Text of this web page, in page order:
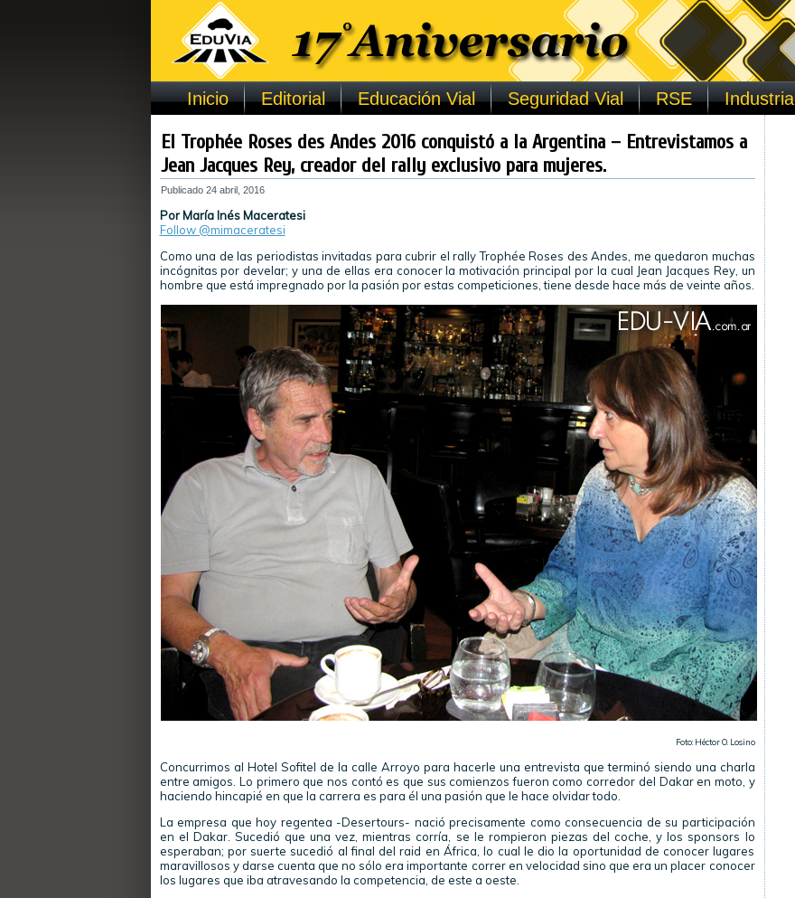
Inicio Editorial Educación Vial Seguridad Vial RSE Industria
El Trophée Roses des Andes 2016 conquistó a la Argentina – Entrevistamos a
Jean Jacques Rey, creador del rally exclusivo para mujeres.
Publicado 24 abril, 2016
Por María Inés Maceratesi
Follow @mimaceratesi
Como una de las periodistas invitadas para cubrir el rally Trophée Roses des Andes, me quedaron muchas
incógnitas por develar; y una de ellas era conocer la motivación principal por la cual Jean Jacques Rey, un
hombre que está impregnado por la pasión por estas competiciones, tiene desde hace más de veinte años.
Foto: Héctor O. Losino
Concurrimos al Hotel Sofitel de la calle Arroyo para hacerle una entrevista que terminó siendo una charla
entre amigos. Lo primero que nos contó es que sus comienzos fueron como corredor del Dakar en moto, y
haciendo hincapié en que la carrera es para él una pasión que le hace olvidar todo.
La empresa que hoy regentea -Desertours- nació precisamente como consecuencia de su participación
en el Dakar. Sucedió que una vez, mientras corría, se le rompieron piezas del coche, y los sponsors lo
esperaban; por suerte sucedió al final del raid en África, lo cual le dio la oportunidad de conocer lugares
maravillosos y darse cuenta que no sólo era importante correr en velocidad sino que era un placer conocer
los lugares que iba atravesando la competencia, de este a oeste.